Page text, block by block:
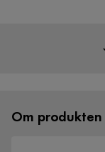
Om produkten